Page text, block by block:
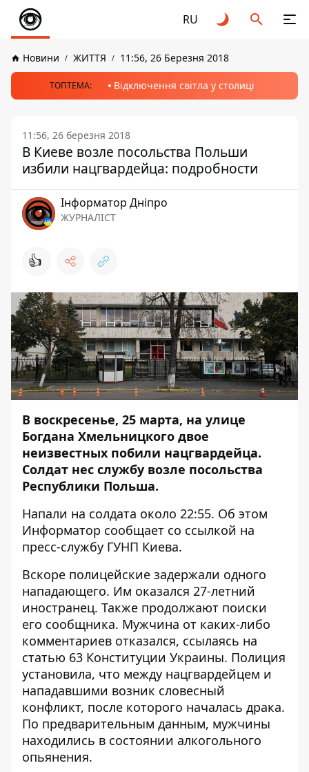
RU
Новини ЖИТТЯ 11:56, 26 Березня 2018
ТОПТЕМА: Відключення світла у столиці
11:56, 26 березня 2018
В Киеве возле посольства Польши
избили нацгвардейца: подробности
Інформатор Дніпро
ЖУРНАЛІСТ
👍
В воскресенье, 25 марта, на улице
Богдана Хмельницкого двое
неизвестных побили нацгвардейца.
Солдат нес службу возле посольства
Республики Польша.
Напали на солдата около 22:55. Об этом
Информатор сообщает со ссылкой на
пресс-службу ГУНП Киева.
Вскоре полицейские задержали одного
нападающего. Им оказался 27-летний
иностранец. Также продолжают поиски
его сообщника. Мужчина от каких-либо
комментариев отказался, ссылаясь на
статью 63 Конституции Украины. Полиция
установила, что между нацгвардейцем и
нападавшими возник словесный
конфликт, после которого началась драка.
По предварительным данным, мужчины
находились в состоянии алкогольного
опьянения.